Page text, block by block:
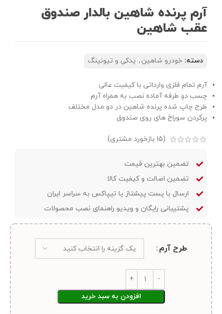
آرم پرنده شاهین بالدار صندوق
عقب شاهین
دسته: خودرو شاهین , یدکی و تیونینگ
آرم تمام فلزی وارداتی با کیفیت عالی
چسب دو طرفه آماده نصب به همراه آرم
طرح چاپ شده پرنده شاهین در دو مدل مختلف
پرکردن سوراخ های روی صندوق
(
15 بازخورد مشتری)
تضمین بهترین قیمت
تضمین اصالت و کیفیت کالا
ارسال با پست پیشتاز یا تیپاکس به سراسر ایران
پشتیبانی رایگان و ویدیو راهنمای نصب محصولات
طرح آرم
افزودن به سبد خرید